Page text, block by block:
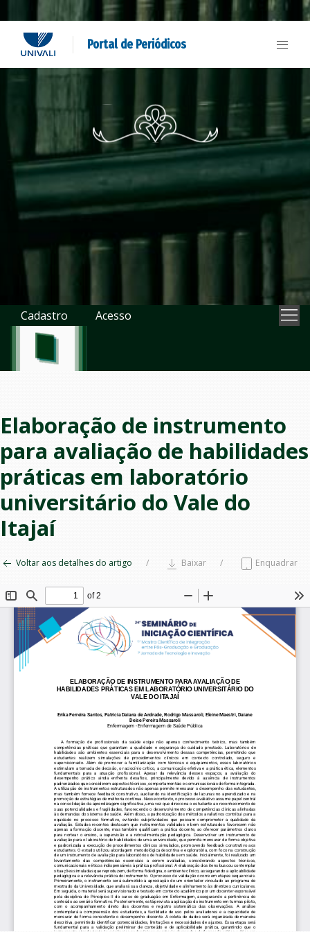
Portal de Periódicos
Cadastro Acesso
Elaboração de instrumento
para avaliação de habilidades
práticas em laboratório
universitário do Vale do
Itajaí
Voltar aos detalhes do artigo Baixar Enquadrar